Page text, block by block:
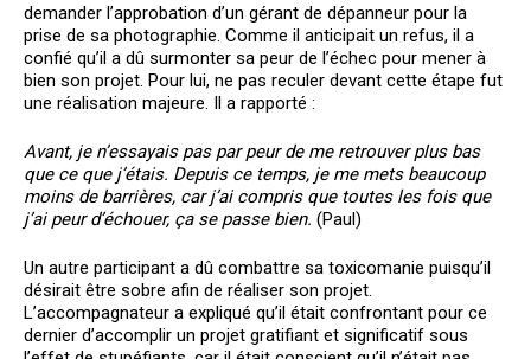
demander l’approbation d’un gérant de dépanneur pour la
prise de sa photographie. Comme il anticipait un refus, il a
confié qu’il a dû surmonter sa peur de l’échec pour mener à
bien son projet. Pour lui, ne pas reculer devant cette étape fut
une réalisation majeure. Il a rapporté :
Avant, je n’essayais pas par peur de me retrouver plus bas
que ce que j’étais. Depuis ce temps, je me mets beaucoup
moins de barrières, car j’ai compris que toutes les fois que
j’ai peur d’échouer, ça se passe bien. (Paul)
Un autre participant a dû combattre sa toxicomanie puisqu’il
désirait être sobre afin de réaliser son projet.
L’accompagnateur a expliqué qu’il était confrontant pour ce
dernier d’accomplir un projet gratifiant et significatif sous